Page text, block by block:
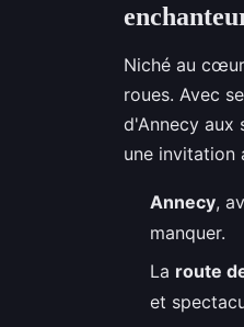
Niché au
roues. Avec
d'Annecy aux
une invitation
Annecy,
manquer.
La route
et